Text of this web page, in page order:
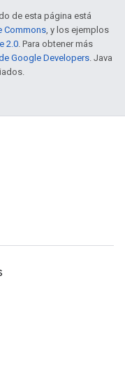
de esta página está
Commons, y los ejemplos
2.0. Para obtener más
Google Developers. Java